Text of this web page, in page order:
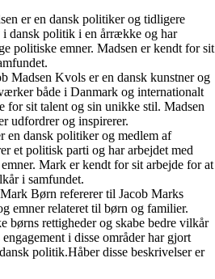
er en dansk politiker og tidligere
dansk politik i en årrække og har
politiske emner. Madsen er kendt for sit
Madsen Kvols er en dansk kunstner og
både i Danmark og internationalt
for sit talent og sin unikke stil. Madsen
udfordrer og inspirerer.
en dansk politiker og medlem af
et politisk parti og har arbejdet med
Mark er kendt for sit arbejde for at
i samfundet.
Børn refererer til Jacob Marks
emner relateret til børn og familier.
børns rettigheder og skabe bedre vilkår
i disse områder har gjort
politik.Håber disse beskrivelser er